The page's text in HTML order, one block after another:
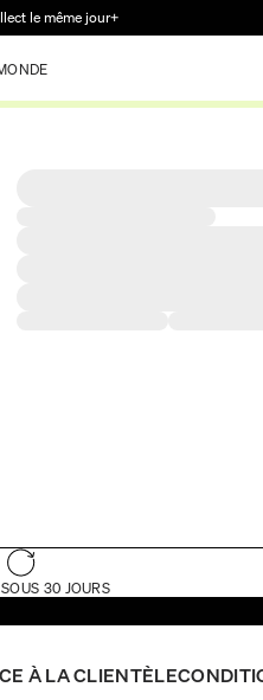
le même jour+
30 JOURS
À LA CLIENTÈLE